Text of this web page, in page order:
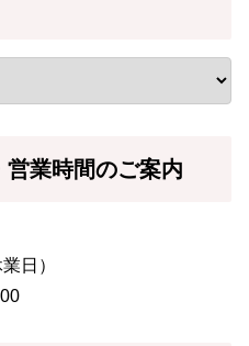
業時間のご案内
日）